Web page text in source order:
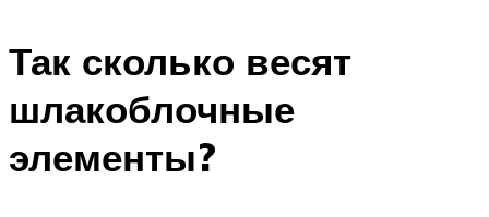
Так сколько весят
шлакоблочные
элементы?